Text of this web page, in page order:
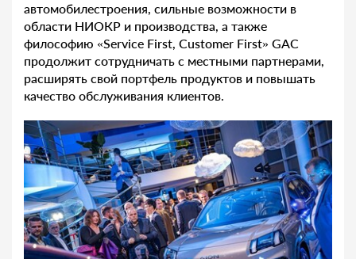
автомобилестроения, сильные возможности в
области НИОКР и производства, а также
философию «Service First, Customer First» GAC
продолжит сотрудничать с местными партнерами,
расширять свой портфель продуктов и повышать
качество обслуживания клиентов.